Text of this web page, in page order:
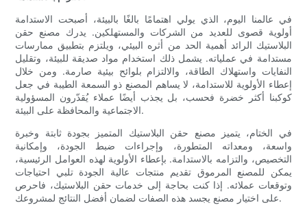
في عالمنا اليوم، الذي يولي اهتمامًا بالغًا بالبيئة، أصبحت الاستدامة
أولوية قصوى للعديد من الشركات والمستهلكين. يدرك مصنع حقن
البلاستيك الرائد أهمية الحد من أثره البيئي، ويلتزم بتطبيق ممارسات
مستدامة في عملياته. يشمل ذلك استخدام مواد صديقة للبيئة، وتقليل
النفايات واستهلاك الطاقة، والالتزام بلوائح بيئية صارمة. ومن خلال
إعطاء الأولوية للاستدامة، لا يساهم المصنع ذو السمعة الطيبة في جعل
كوكبنا أكثر خضرة فحسب، بل يجذب أيضًا عملاء يُقدّرون المسؤولية
الاجتماعية والمحافظة على البيئة.
في الختام، يتميز مصنع حقن البلاستيك المتميز بجودة ثابتة وخبرة
واسعة، ومعداته المتطورة، وإجراءات ضبط الجودة، وإمكانية
التخصيص، والتزامه بالاستدامة. بإعطاء الأولوية لهذه العوامل الرئيسية،
يمكن للمصنع المرموق تقديم منتجات عالية الجودة تلبي احتياجات
وتوقعات عملائه. إذا كنت بحاجة إلى خدمات حقن البلاستيك، فاحرص
على اختيار مصنع يجسد هذه الصفات لضمان أفضل النتائج لمشروعك.